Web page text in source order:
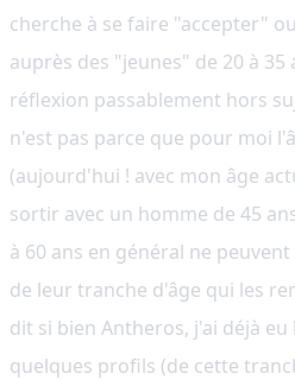
cherche à se faire "accepter"
auprès des "jeunes" de 20 à
réflexion passablement hors
n'est pas parce que pour moi
(aujourd'hui ! avec mon âge
sortir avec un homme de 45
à 60 ans en général ne
de leur tranche d'âge qui les
dit si bien Antheros, j'ai déjà
quelques profils (de cette